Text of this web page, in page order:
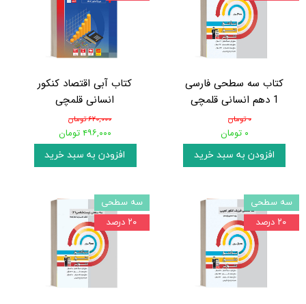
کتاب سه سطحی فارسی
1 دهم انسانی قلمچی
۰ تومان
۰ تومان
افزودن به سبد خرید
کتاب آبی اقتصاد کنکور
انسانی قلمچی
۶۲۰,۰۰۰ تومان
۴۹۶,۰۰۰ تومان
افزودن به سبد خرید
سه سطحی
۲۰ درصد
سه سطحی
۲۰ درصد